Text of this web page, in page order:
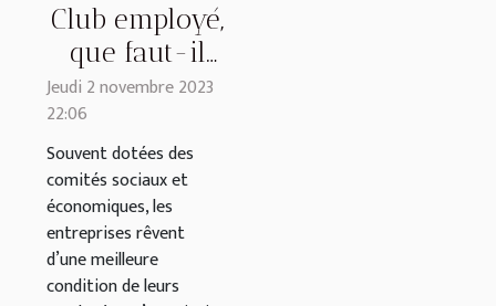
Club employé,
que faut-il
savoir ?
Jeudi 2 novembre 2023
22:06
Souvent dotées des
comités sociaux et
économiques, les
entreprises rêvent
d’une meilleure
condition de leurs